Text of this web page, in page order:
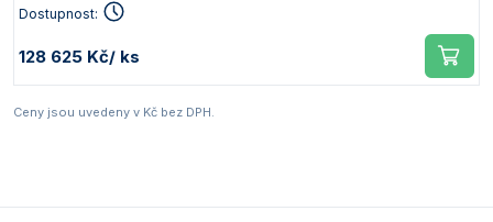
Dostupnost:
128 625 Kč/ ks
Ceny jsou uvedeny v Kč bez DPH.